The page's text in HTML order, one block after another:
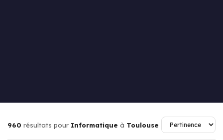
960 résultats pour Informatique à Toulouse